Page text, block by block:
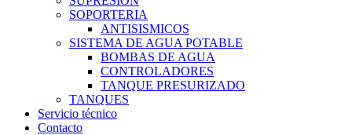
SOPORTERIA
ANTISISMICOS
SISTEMA DE AGUA POTABLE
BOMBAS DE AGUA
CONTROLADORES
TANQUE PRESURIZADO
TANQUES
Servicio técnico
Contacto